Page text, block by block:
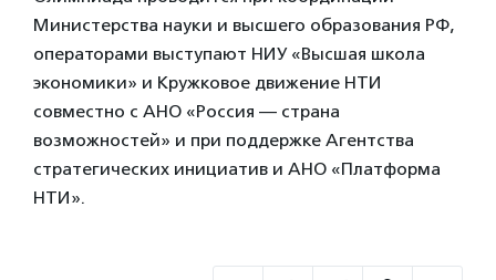
Министерства науки и высшего образования РФ,
операторами выступают НИУ «Высшая школа
экономики» и Кружковое движение НТИ
совместно с АНО «Россия — страна
возможностей» и при поддержке Агентства
стратегических инициатив и АНО «Платформа
НТИ».